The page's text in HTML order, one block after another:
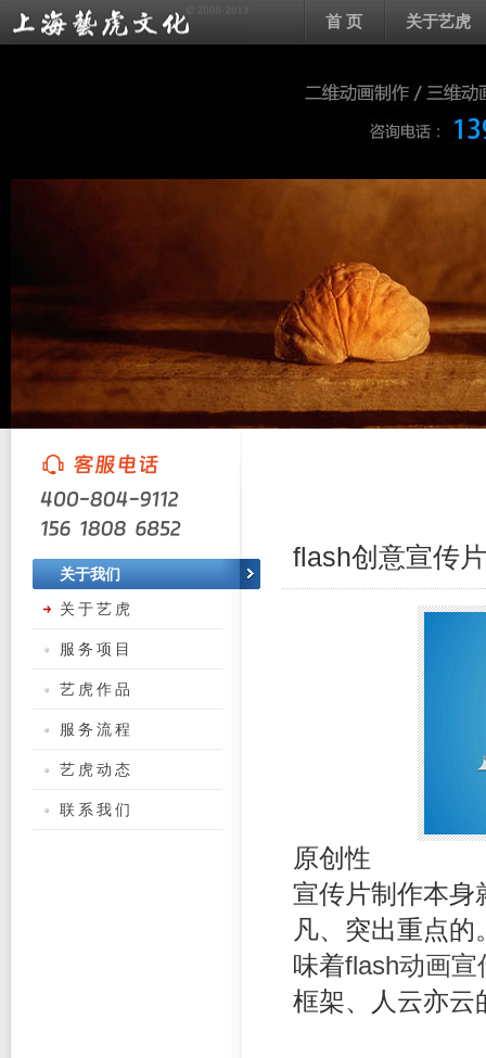
首 页 关于艺虎
flash创意宣传
原创性
宣传片制作本身
凡、突出重点
味着flash动画宣
框架、人云亦云
关于我们
关于艺虎
服务项目
艺虎作品
服务流程
艺虎动态
联系我们